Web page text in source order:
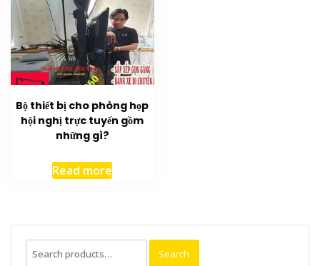
Bộ thiết bị cho phòng họp
hội nghị trực tuyến gồm
những gì?
Read more
Search
Search